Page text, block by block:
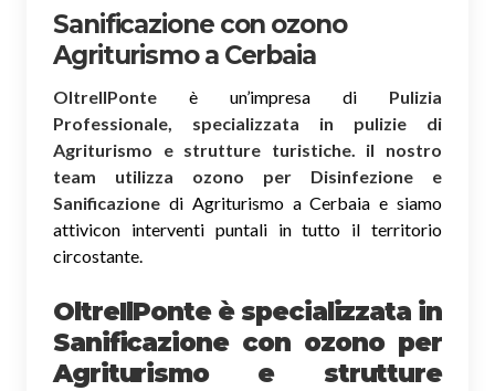
Sanificazione con ozono
Agriturismo a Cerbaia
OltreIlPonte è un’impresa di Pulizia
Professionale, specializzata in pulizie di
Agriturismo e strutture turistiche. il nostro
team utilizza ozono per Disinfezione e
Sanificazione di Agriturismo a Cerbaia e siamo
attivicon interventi puntali in tutto il territorio
circostante.
OltreIlPonte è specializzata in
Sanificazione con ozono per
Agriturismo e strutture